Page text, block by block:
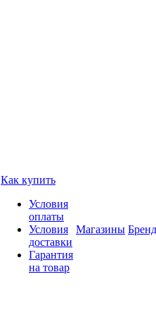
Как купить
Условия
оплаты
Условия
доставки
Гарантия
на товар
Магазины